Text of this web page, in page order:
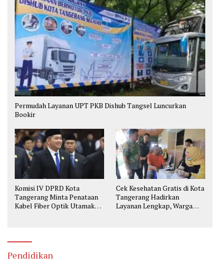
Permudah Layanan UPT PKB Dishub Tangsel Luncurkan
Bookir
Komisi IV DPRD Kota
Tangerang Minta Penataan
Kabel Fiber Optik Utamakan
Cek Kesehatan Gratis di Kota
Tangerang Hadirkan
Layanan Lengkap, Warga
Pendidikan